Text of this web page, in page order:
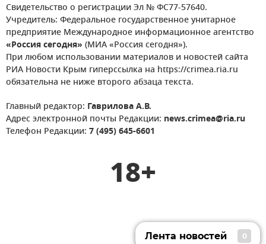
Свидетельство о регистрации Эл № ФС77-57640.
Учредитель: Федеральное государственное унитарное
предприятие Международное информационное агентство
«Россия сегодня» (МИА «Россия сегодня»).
При любом использовании материалов и новостей сайта
РИА Новости Крым гиперссылка на https://crimea.ria.ru
обязательна не ниже второго абзаца текста.
Главный редактор: Гаврилова А.В.
Адрес электронной почты Редакции: news.crimea@ria.ru
Телефон Редакции: 7 (495) 645-6601
18+
Лента новостей 0